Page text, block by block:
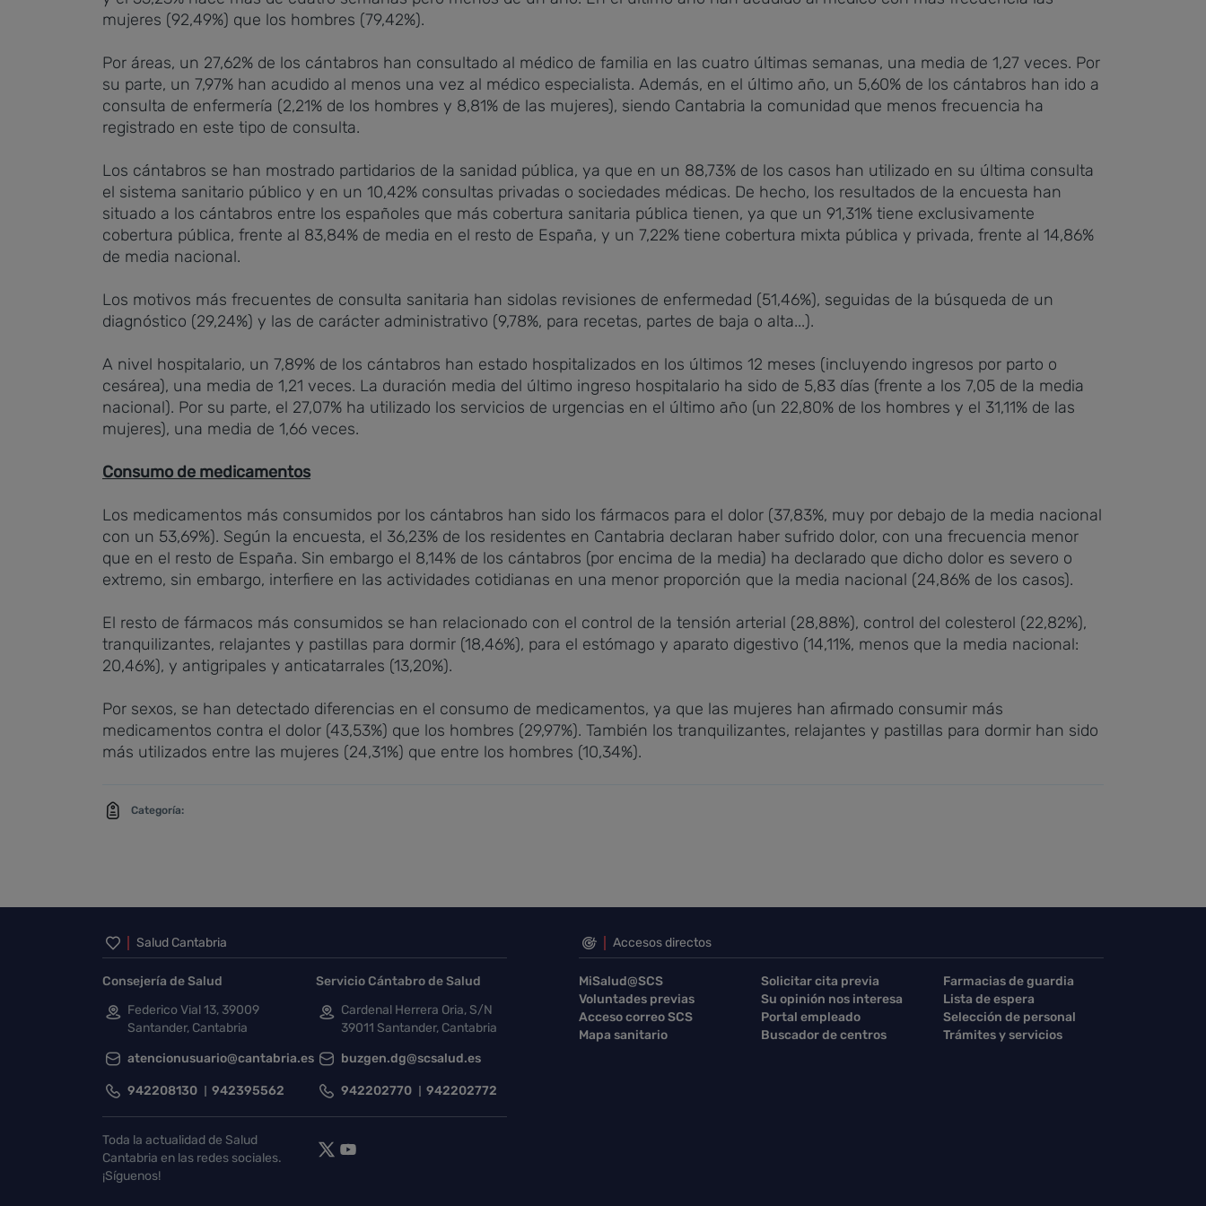
mujeres (92,49%) que los hombres (79,42%).
Por áreas, un 27,62% de los cántabros han consultado al médico de familia en las cuatro últimas semanas, una media de 1,27 veces. Por
su parte, un 7,97% han acudido al menos una vez al médico especialista. Además, en el último año, un 5,60% de los cántabros han ido a
consulta de enfermería (2,21% de los hombres y 8,81% de las mujeres), siendo Cantabria la comunidad que menos frecuencia ha
registrado en este tipo de consulta.
Los cántabros se han mostrado partidarios de la sanidad pública, ya que en un 88,73% de los casos han utilizado en su última consulta
el sistema sanitario público y en un 10,42% consultas privadas o sociedades médicas. De hecho, los resultados de la encuesta han
situado a los cántabros entre los españoles que más cobertura sanitaria pública tienen, ya que un 91,31% tiene exclusivamente
cobertura pública, frente al 83,84% de media en el resto de España, y un 7,22% tiene cobertura mixta pública y privada, frente al 14,86%
de media nacional.
Los motivos más frecuentes de consulta sanitaria han sidolas revisiones de enfermedad (51,46%), seguidas de la búsqueda de un
diagnóstico (29,24%) y las de carácter administrativo (9,78%, para recetas, partes de baja o alta...).
A nivel hospitalario, un 7,89% de los cántabros han estado hospitalizados en los últimos 12 meses (incluyendo ingresos por parto o
cesárea), una media de 1,21 veces. La duración media del último ingreso hospitalario ha sido de 5,83 días (frente a los 7,05 de la media
nacional). Por su parte, el 27,07% ha utilizado los servicios de urgencias en el último año (un 22,80% de los hombres y el 31,11% de las
mujeres), una media de 1,66 veces.
Consumo de medicamentos
Los medicamentos más consumidos por los cántabros han sido los fármacos para el dolor (37,83%, muy por debajo de la media nacional
con un 53,69%). Según la encuesta, el 36,23% de los residentes en Cantabria declaran haber sufrido dolor, con una frecuencia menor
que en el resto de España. Sin embargo el 8,14% de los cántabros (por encima de la media) ha declarado que dicho dolor es severo o
extremo, sin embargo, interfiere en las actividades cotidianas en una menor proporción que la media nacional (24,86% de los casos).
El resto de fármacos más consumidos se han relacionado con el control de la tensión arterial (28,88%), control del colesterol (22,82%),
tranquilizantes, relajantes y pastillas para dormir (18,46%), para el estómago y aparato digestivo (14,11%, menos que la media nacional:
20,46%), y antigripales y anticatarrales (13,20%).
Por sexos, se han detectado diferencias en el consumo de medicamentos, ya que las mujeres han afirmado consumir más
medicamentos contra el dolor (43,53%) que los hombres (29,97%). También los tranquilizantes, relajantes y pastillas para dormir han sido
más utilizados entre las mujeres (24,31%) que entre los hombres (10,34%).
Categoría:
Inicio del pie de página
Salud Cantabria
Consejería de Salud
Federico Vial 13, 39009
Santander, Cantabria
atencionusuario@cantabria.es
942208130 942395562
Servicio Cántabro de Salud
Cardenal Herrera Oria, S/N
39011 Santander, Cantabria
buzgen.dg@scsalud.es
942202770 942202772
Toda la actualidad de Salud
Cantabria en las redes sociales.
¡Síguenos!
Accesos directos
MiSalud@SCS Solicitar cita previa
Farmacias de guardia
Voluntades previas
Su opinión nos interesa
Lista de espera
Acceso correo SCS
Portal empleado
Selección de personal
Mapa sanitario
Buscador de centros Trámites y servicios